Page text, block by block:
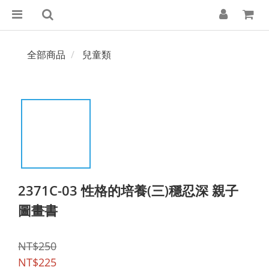
全部商品 兒童類
2371C-03 性格的培養(三)穩忍深 親子
圖畫書
NT$250
NT$225